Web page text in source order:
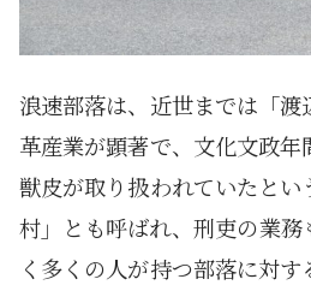
浪速部落は、近世までは「
革産業が顕著で、文化文政
獣皮が取り扱われていたとい
村」とも呼ばれ、刑吏の業務
く多くの人が持つ部落に対